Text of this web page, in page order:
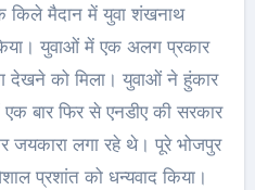
किले मैदान में युवा शंखनाथ
युवाओं में एक अलग प्रकार
को मिला। युवाओं ने हुंकार
बार फिर से एनडीए की सरकार
जयकारा लगा रहे थे। पूरे भोजपुर
प्रशांत को धन्यवाद किया।